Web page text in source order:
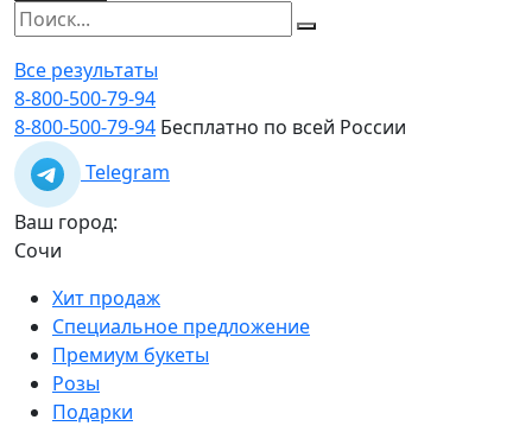
Все результаты
8-800-500-79-94
8-800-500-79-94 Бесплатно по всей России
Telegram
Ваш город:
Сочи
Хит продаж
Специальное предложение
Премиум букеты
Розы
Подарки